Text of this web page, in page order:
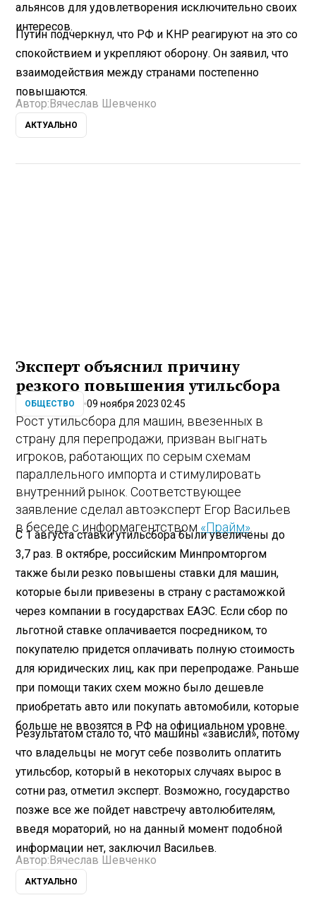
альянсов для удовлетворения исключительно своих
интересов.
Путин подчеркнул, что РФ и КНР реагируют на это со
спокойствием и укрепляют оборону. Он заявил, что
взаимодействия между странами постепенно
повышаются.
Автор: Вячеслав Шевченко
АКТУАЛЬНО
Эксперт объяснил причину
резкого повышения утильсбора
ОБЩЕСТВО 09 ноября 2023 02:45
Рост утильсбора для машин, ввезенных в
страну для перепродажи, призван выгнать
игроков, работающих по серым схемам
параллельного импорта и стимулировать
внутренний рынок. Соответствующее
заявление сделал автоэксперт Егор Васильев
в беседе с информагентством «Прайм»
С 1 августа ставки утильсбора были увеличены до
3,7 раз. В октябре, российским Минпромторгом
также были резко повышены ставки для машин,
которые были привезены в страну с растаможкой
через компании в государствах ЕАЭС. Если сбор по
льготной ставке оплачивается посредником, то
покупателю придется оплачивать полную стоимость
для юридических лиц, как при перепродаже. Раньше
при помощи таких схем можно было дешевле
приобретать авто или покупать автомобили, которые
больше не ввозятся в РФ на официальном уровне.
Результатом стало то, что машины «зависли», потому
что владельцы не могут себе позволить оплатить
утильсбор, который в некоторых случаях вырос в
сотни раз, отметил эксперт. Возможно, государство
позже все же пойдет навстречу автолюбителям,
введя мораторий, но на данный момент подобной
информации нет, заключил Васильев.
Автор:Вячеслав Шевченко
АКТУАЛЬНО